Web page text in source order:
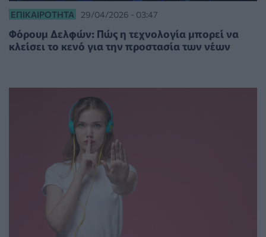
ΕΠΙΚΑΙΡΌΤΗΤΑ 29/04/2026 - 03:47
Φόρουμ Δελφών: Πώς η τεχνολογία μπορεί να
κλείσει το κενό για την προστασία των νέων